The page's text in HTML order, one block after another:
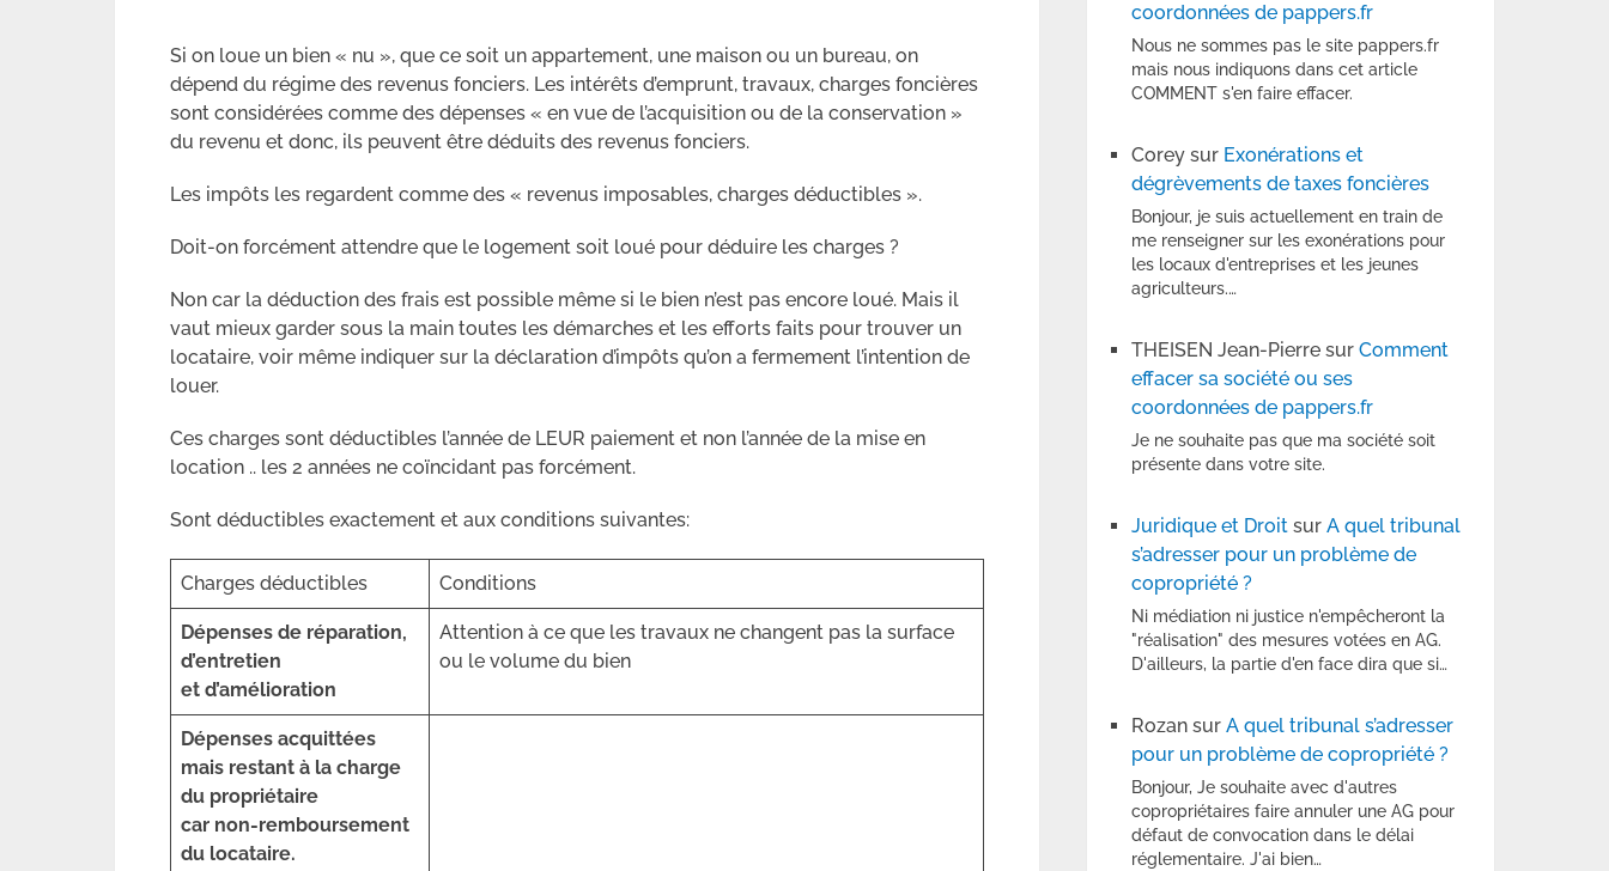
Si on loue un bien « nu », que ce soit un appartement, une maison ou un bureau, on
dépend du régime des revenus fonciers. Les intérêts d’emprunt, travaux, charges foncières
sont considérées comme des dépenses « en vue de l’acquisition ou de la conservation »
du revenu et donc, ils peuvent être déduits des revenus fonciers.
Les impôts les regardent comme des « revenus imposables, charges déductibles ».
Doit-on forcément attendre que le logement soit loué pour déduire les charges ?
Non car la déduction des frais est possible même si le bien n’est pas encore loué. Mais il
vaut mieux garder sous la main toutes les démarches et les efforts faits pour trouver un
locataire, voir même indiquer sur la déclaration d’impôts qu’on a fermement l’intention de
louer.
Ces charges sont déductibles l’année de LEUR paiement et non l’année de la mise en
location .. les 2 années ne coïncidant pas forcément.
Sont déductibles exactement et aux conditions suivantes:
Charges déductibles Conditions
Dépenses de réparation,
d’entretien
et d’amélioration
Attention à ce que les travaux ne changent pas la surface
ou le volume du bien
Dépenses acquittées
mais restant à la charge
du propriétaire
car non-remboursement
du locataire.
coordonnées de pappers.fr
Nous ne sommes pas le site pappers.fr
mais nous indiquons dans cet article
COMMENT s'en faire effacer.
Corey sur Exonérations et
dégrèvements de taxes foncières
Bonjour, je suis actuellement en train de
me renseigner sur les exonérations pour
les locaux d'entreprises et les jeunes
agriculteurs.…
THEISEN Jean-Pierre surComment
effacer sa société ou ses
coordonnées de pappers.fr
Je ne souhaite pas que ma société soit
présente dans votre site.
Juridique et Droit surA quel tribunal
s’adresser pour un problème de
copropriété ?
Ni médiation ni justice n'empêcheront la
"réalisation" des mesures votées en AG.
D'ailleurs, la partie d'en face dira que si…
Rozan surA quel tribunal s’adresser
pour un problème de copropriété ?
Bonjour, Je souhaite avec d'autres
copropriétaires faire annuler une AG pour
défaut de convocation dans le délai
réglementaire. J'ai bien…